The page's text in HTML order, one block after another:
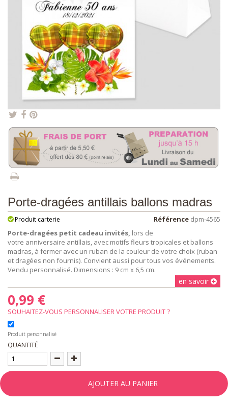
Porte-dragées antillais ballons madras
Référence dpm-4565
Produit carterie
Porte-dragées petit cadeau invités, lors de
votre anniversaire antillais, avec motifs fleurs tropicales et ballons
madras, à fermer avec un ruban de la couleur de votre choix (ruban
et dragées non fournis). Convient aussi pour tous vos événements.
Vendu personnalisé. Dimensions : 9 cm x 6,5 cm.
en savoir
0,99 €
Produit personnalisé
QUANTITÉ
AJOUTER AU PANIER